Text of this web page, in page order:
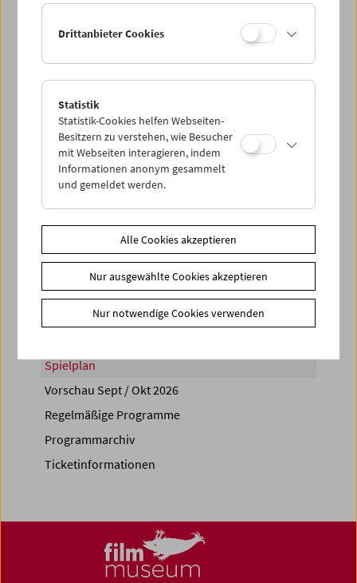
Sa 11.6.
PROGRAMM ÜBERBLICK
Share on
Spielplan
Vorschau Sept / Okt 2026
Regelmäßige Programme
Programmarchiv
Ticketinformationen
Drittanbieter Cookies
Statistik
Statistik-Cookies helfen Webseiten-
Besitzern zu verstehen, wie Besucher
mit Webseiten interagieren, indem
Informationen anonym gesammelt
und gemeldet werden.
Alle Cookies akzeptieren
Nur ausgewählte Cookies akzeptieren
Nur notwendige Cookies verwenden